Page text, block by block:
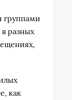
группами
разных
как